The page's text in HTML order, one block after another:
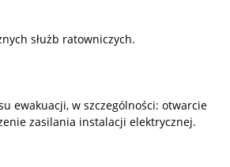
służb ratowniczych.
ewakuacji, w szczególności: otwarcie
zasilania instalacji elektrycznej.